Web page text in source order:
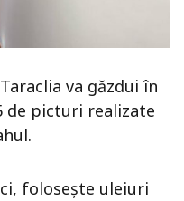
va găzdui în
de picturi realizate
folosește uleiuri